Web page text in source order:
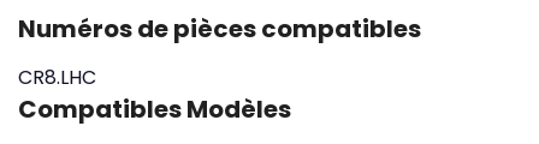
Numéros de pièces compatibles
CR8.LHC
Compatibles Modèles